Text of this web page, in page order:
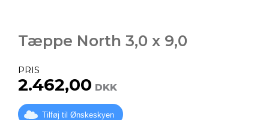
Tæppe North 3,0 x 9,0
PRIS
2.462,00 DKK
Tilføj til Ønskeskyen